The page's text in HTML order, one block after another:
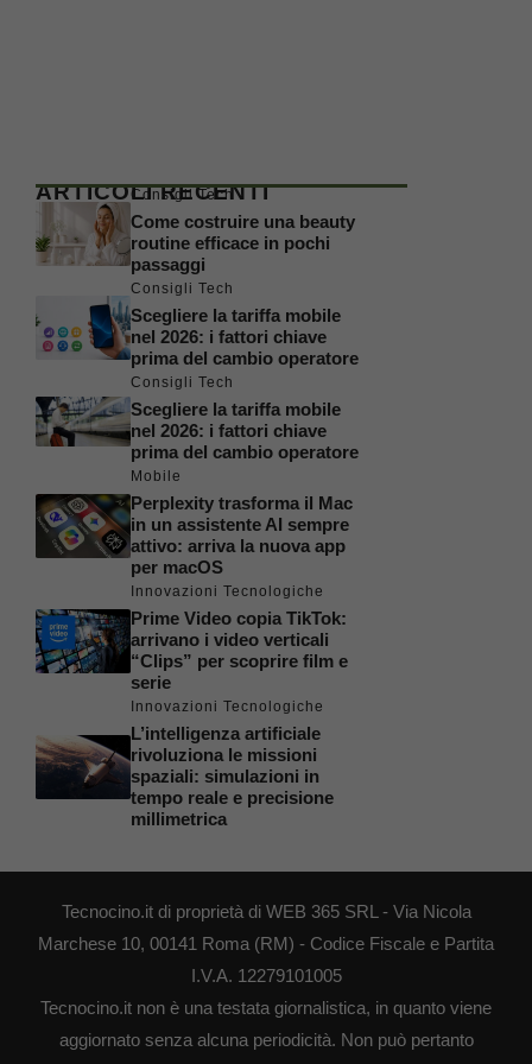
ARTICOLI RECENTI
Consigli Tech
Come costruire una beauty
routine efficace in pochi
passaggi
Consigli Tech
Scegliere la tariffa mobile
nel 2026: i fattori chiave
prima del cambio operatore
Consigli Tech
Scegliere la tariffa mobile
nel 2026: i fattori chiave
prima del cambio operatore
Mobile
Perplexity trasforma il Mac
in un assistente AI sempre
attivo: arriva la nuova app
per macOS
Innovazioni Tecnologiche
Prime Video copia TikTok:
arrivano i video verticali
“Clips” per scoprire film e
serie
Innovazioni Tecnologiche
L’intelligenza artificiale
rivoluziona le missioni
spaziali: simulazioni in
tempo reale e precisione
millimetrica
Tecnocino.it di proprietà di WEB 365 SRL - Via Nicola
Marchese 10, 00141 Roma (RM) - Codice Fiscale e Partita
I.V.A. 12279101005
Tecnocino.it non è una testata giornalistica, in quanto viene
aggiornato senza alcuna periodicità. Non può pertanto